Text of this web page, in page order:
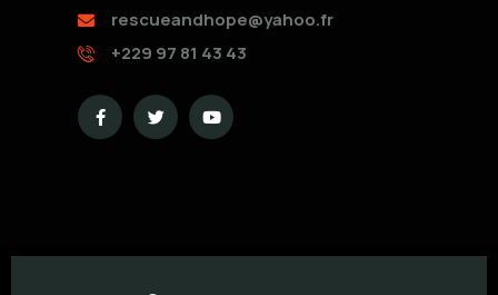
rescueandhope@yahoo.fr
+229 97 81 43 43